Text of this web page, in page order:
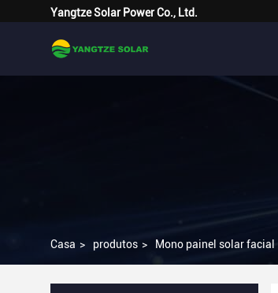
Yangtze Solar Power Co., Ltd.
Casa > produtos > Mono painel solar facial